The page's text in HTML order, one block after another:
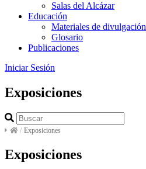
Salas del Alcázar
Educación
Materiales de divulgación
Glosario
Publicaciones
Iniciar Sesión
Exposiciones
/ Exposiciones
Exposiciones